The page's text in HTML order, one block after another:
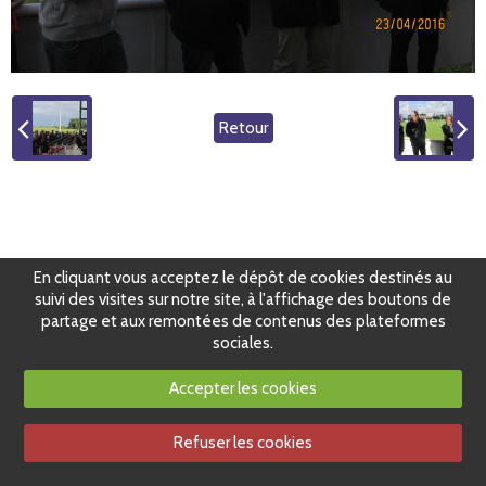
Retour
En cliquant vous acceptez le dépôt de cookies destinés au
suivi des visites sur notre site, à l'affichage des boutons de
partage et aux remontées de contenus des plateformes
sociales.
Accepter les cookies
Refuser les cookies